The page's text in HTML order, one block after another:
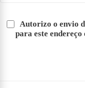
Autorizo o envio
para este endereço